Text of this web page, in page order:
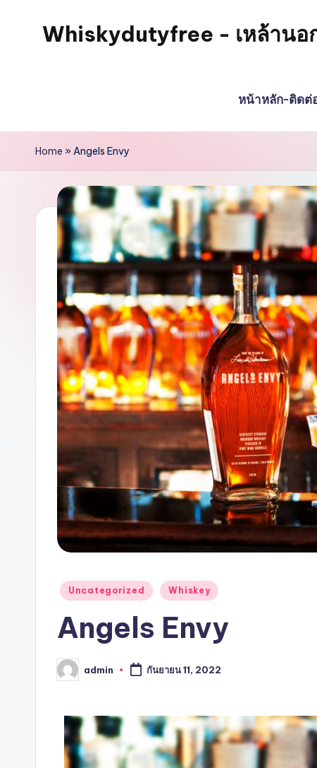
Whiskydutyfree - เหล้านอ
หน้าหลัก-ติดต่
Home »Angels Envy
Uncategorized Whiskey
Angels Envy
admin กันยายน 11, 2022